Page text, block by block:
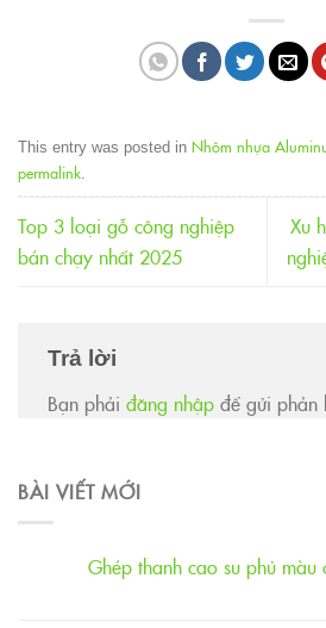
This entry was posted in Nhôm nhựa
permalink
Top 3 loại gỗ công nghiệp
bán chạy nhất 2025
Xu
Trả lời
Bạn phải đăng nhập để gửi phản
BÀI VIẾT MỚI
Ghép thanh cao su phủ